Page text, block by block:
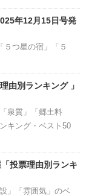
年12月15日号発
５つ星の宿」「５
由別ランキング 」
泉質」「郷土料
キング・ベスト50
投票理由別ランキ
」「雰囲気」のベ